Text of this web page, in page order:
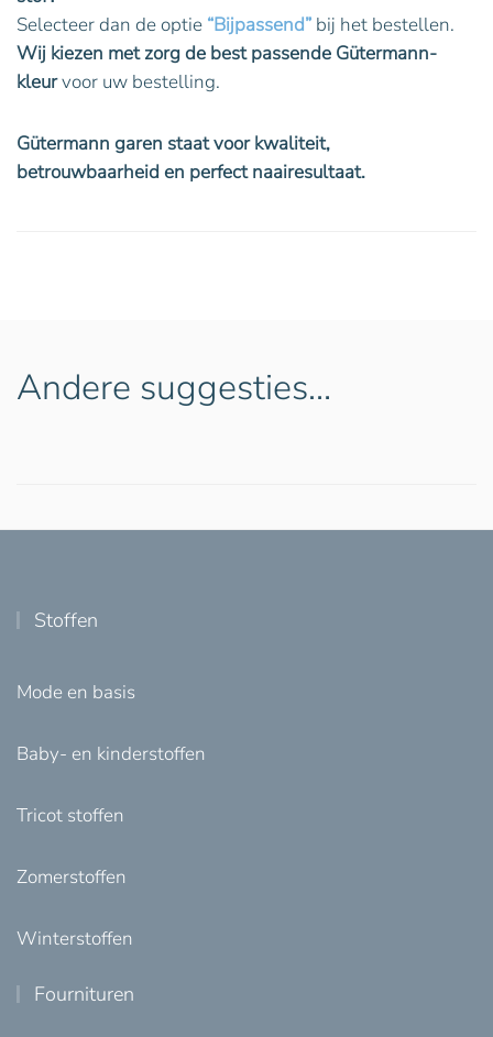
Selecteer dan de optie “Bijpassend” bij het bestellen.
Wij kiezen met zorg de best passende Gütermann-
kleurvoor uw bestelling.
Gütermann garen staat voor kwaliteit,
betrouwbaarheid en perfect naairesultaat.
Andere suggesties…
Stoffen
Mode en basis
Baby- en kinderstoffen
Tricot stoffen
Zomerstoffen
Winterstoffen
Fournituren